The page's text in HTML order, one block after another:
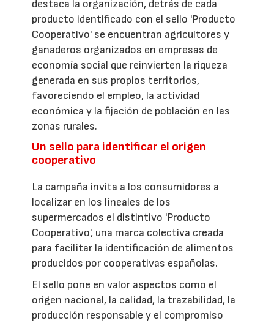
destaca la organización, detrás de cada
producto identificado con el sello 'Producto
Cooperativo' se encuentran agricultores y
ganaderos organizados en empresas de
economía social que reinvierten la riqueza
generada en sus propios territorios,
favoreciendo el empleo, la actividad
económica y la fijación de población en las
zonas rurales.
Un sello para identificar el origen
cooperativo
La campaña invita a los consumidores a
localizar en los lineales de los
supermercados el distintivo 'Producto
Cooperativo', una marca colectiva creada
para facilitar la identificación de alimentos
producidos por cooperativas españolas.
El sello pone en valor aspectos como el
origen nacional, la calidad, la trazabilidad, la
producción responsable y el compromiso